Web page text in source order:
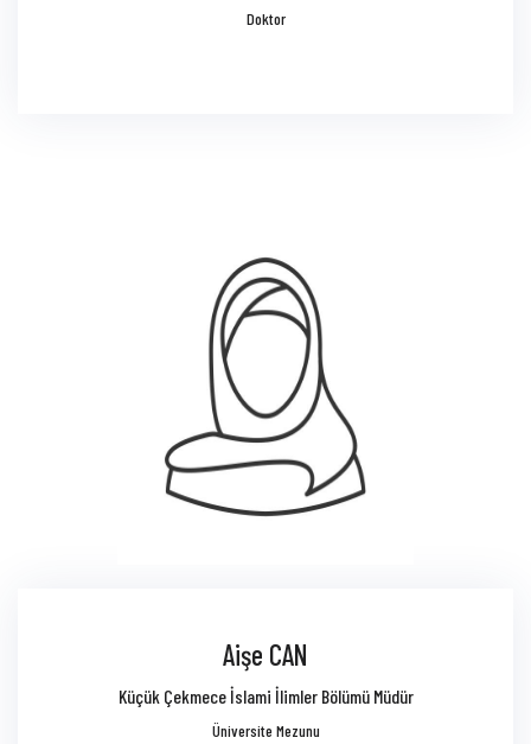
Doktor
Aişe CAN
Küçük Çekmece İslami İlimler Bölümü Müdür
Üniversite Mezunu